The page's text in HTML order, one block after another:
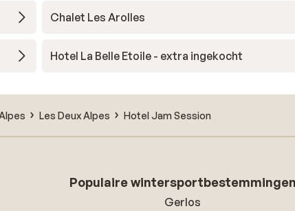
Chalet Les Arolles
Hotel La Belle Etoile - extra ingekocht
Les Deux Alpes Hotel Jam Session
Populaire wintersportbestemmingen
Gerlos